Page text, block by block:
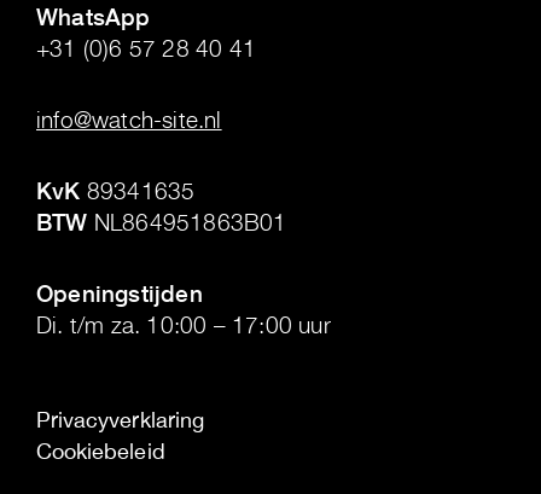
WhatsApp
+31 (0)6 57 28 40 41
info@watch-site.nl
KvK 89341635
BTW NL864951863B01
Openingstijden
Di. t/m za. 10:00 – 17:00 uur
Privacyverklaring
Cookiebeleid